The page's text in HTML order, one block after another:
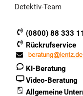
Detektiv-Team
(0800) 88 333 11
Rückrufservice
KI-Beratung
Video-Beratung
Allgemeine